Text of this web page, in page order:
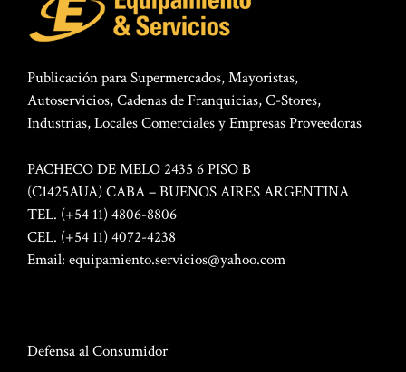
Publicación para Supermercados, Mayoristas,
Autoservicios, Cadenas de Franquicias, C-Stores,
Industrias, Locales Comerciales y Empresas Proveedoras
PACHECO DE MELO 2435 6 PISO B
(C1425AUA) CABA – BUENOS AIRES ARGENTINA
TEL. (+54 11) 4806-8806
CEL. (+54 11) 4072-4238
Email: equipamiento.servicios@yahoo.com
Defensa al Consumidor